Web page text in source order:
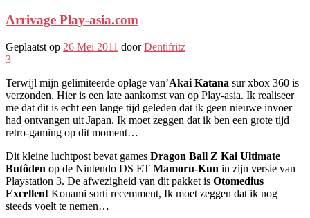
Arrivage Play-asia.com
Geplaatst op 26 Mei 2011 doorDentifritz
3
Terwijl mijn gelimiteerde oplage van’Akai Katana sur xbox 360 is
verzonden, Hier is een late aankomst van op Play-asia. Ik realiseer
me dat dit is echt een lange tijd geleden dat ik geen nieuwe invoer
had ontvangen uit Japan. Ik moet zeggen dat ik ben een grote tijd
retro-gaming op dit moment…
Dit kleine luchtpost bevat games Dragon Ball Z Kai Ultimate
Butôden op de Nintendo DS ET Mamoru-Kun in zijn versie van
Playstation 3. De afwezigheid van dit pakket is Otomedius
Excellent Konami sorti recemment, Ik moet zeggen dat ik nog
steeds voelt te nemen…